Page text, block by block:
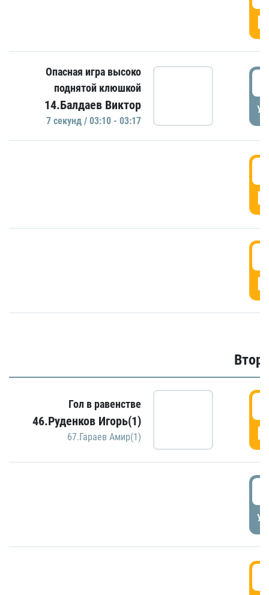
Опасная игра высоко
поднятой клюшкой
14.Балдаев Виктор
7 секунд / 03:10 - 03:17
Гол в равенстве
46.Руденков Игорь(1)
67.Гараев Амир(1)